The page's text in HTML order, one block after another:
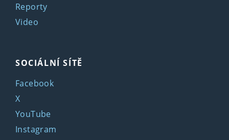
Reporty
Video
SOCIÁLNÍ SÍTĚ
Facebook
X
YouTube
Instagram